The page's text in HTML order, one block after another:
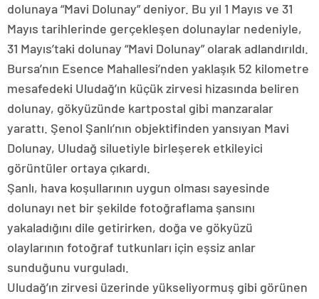
dolunaya “Mavi Dolunay” deniyor. Bu yıl 1 Mayıs ve 31
Mayıs tarihlerinde gerçekleşen dolunaylar nedeniyle,
31 Mayıs’taki dolunay “Mavi Dolunay” olarak adlandırıldı.
Bursa’nın Esence Mahallesi’nden yaklaşık 52 kilometre
mesafedeki Uludağ’ın küçük zirvesi hizasında beliren
dolunay, gökyüzünde kartpostal gibi manzaralar
yarattı. Şenol Şanlı’nın objektifinden yansıyan Mavi
Dolunay, Uludağ siluetiyle birleşerek etkileyici
görüntüler ortaya çıkardı.
Şanlı, hava koşullarının uygun olması sayesinde
dolunayı net bir şekilde fotoğraflama şansını
yakaladığını dile getirirken, doğa ve gökyüzü
olaylarının fotoğraf tutkunları için eşsiz anlar
sunduğunu vurguladı.
Uludağ’ın zirvesi üzerinde yükseliyormuş gibi görünen